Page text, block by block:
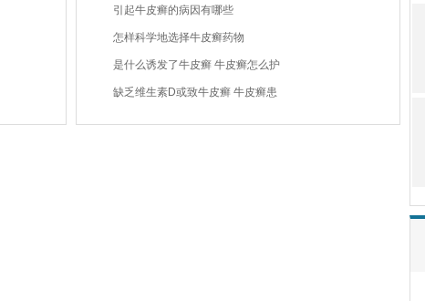
引起牛皮癣的病因有哪些
怎样科学地选择牛皮癣药物
是什么诱发了牛皮癣 牛皮癣怎么护
缺乏维生素D或致牛皮癣 牛皮癣患